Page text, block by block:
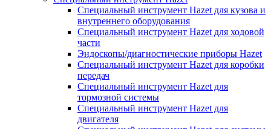
Специальный инструмент Hazet для кузова и
внутреннего оборудования
Специальный инструмент Hazet для ходовой
части
Эндоскопы/диагностические приборы Hazet
Специальный инструмент Hazet для коробки
передач
Специальный инструмент Hazet для
тормозной системы
Специальный инструмент Hazet для
двигателя